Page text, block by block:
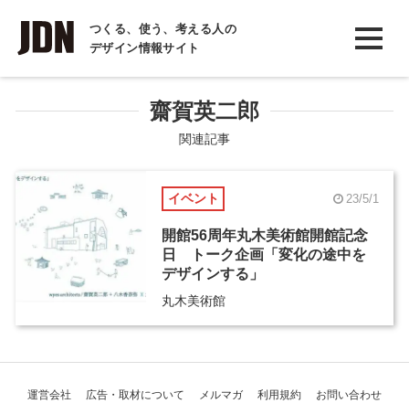
つくる、使う、考える人の
デザイン情報サイト
INTERVIEW
インタビュー
コラム
齋賀英二郎
関連記事
イベント 23/5/1
開館56周年丸木美術館開館記念
日 トーク企画「変化の途中を
デザインする」
丸木美術館
運営会社 広告・取材について メルマガ 利用規約 お問い合わせ